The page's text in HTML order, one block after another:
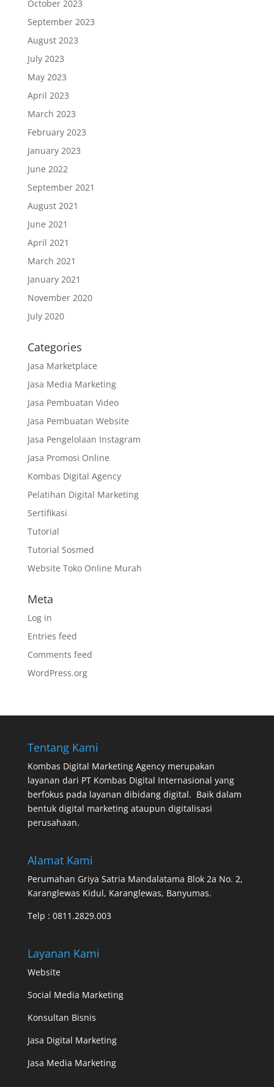
October 2023
September 2023
August 2023
July 2023
May 2023
April 2023
March 2023
February 2023
January 2023
June 2022
September 2021
August 2021
June 2021
April 2021
March 2021
January 2021
November 2020
July 2020
Categories
Jasa Marketplace
Jasa Media Marketing
Jasa Pembuatan Video
Jasa Pembuatan Website
Jasa Pengelolaan Instagram
Jasa Promosi Online
Kombas Digital Agency
Pelatihan Digital Marketing
Sertifikasi
Tutorial
Tutorial Sosmed
Website Toko Online Murah
Meta
Log in
Entries feed
Comments feed
WordPress.org
Tentang Kami
Kombas Digital Marketing Agencymerupakan
layanan dari PT Kombas Digital Internasional yang
berfokus pada layanan dibidang digital. Baik dalam
bentuk digital marketing ataupun digitalisasi
perusahaan.
Alamat Kami
Perumahan Griya Satria Mandalatama Blok 2a No. 2,
Karanglewas Kidul, Karanglewas, Banyumas.
Telp : 0811.2829.003
Layanan Kami
Website
Social Media Marketing
Konsultan Bisnis
Jasa Digital Marketing
Jasa Media Marketing